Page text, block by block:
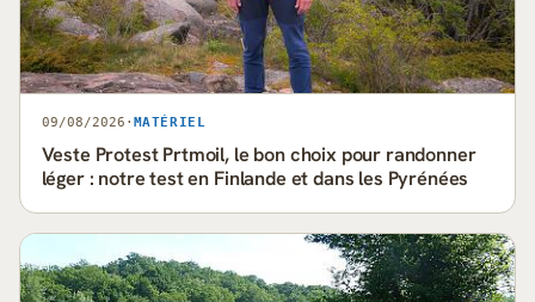
09/08/2026 · MATÉRIEL
Veste Protest Prtmoil, le bon choix pour randonner
léger : notre test en Finlande et dans les Pyrénées